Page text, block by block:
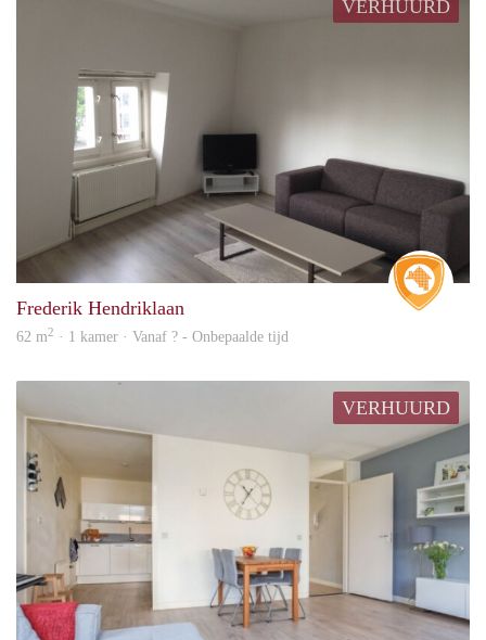
VERHUURD
Frederik Hendriklaan
62 m2 · 1 kamer · Vanaf ? - Onbepaalde tijd
VERHUURD